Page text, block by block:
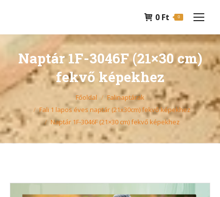
0 Ft 0
Naptár 1F-3046F (21×30 cm)
fekvő képekhez
You are here: Főoldal
Falinaptárak
Fali 1 lapos éves naptár (21x30cm) fekvő képekhez
Naptár 1F-3046F (21×30 cm) fekvő képekhez